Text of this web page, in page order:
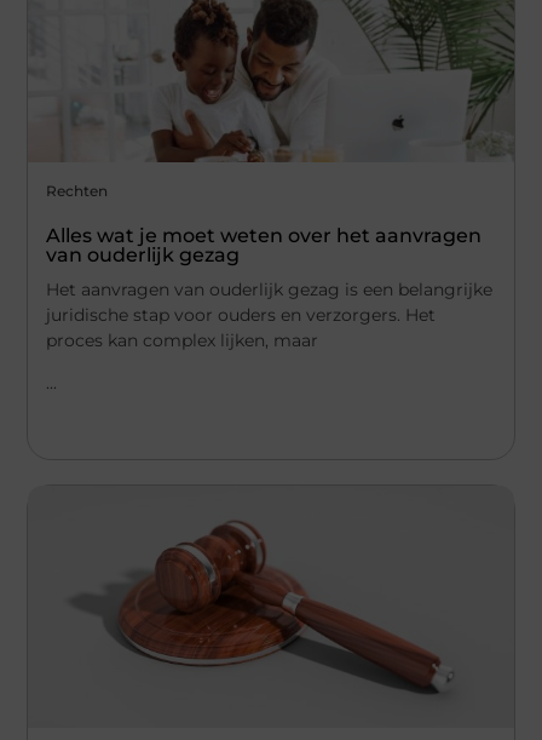
Rechten
Alles wat je moet weten over het aanvragen
van ouderlijk gezag
Het aanvragen van ouderlijk gezag is een belangrijke
juridische stap voor ouders en verzorgers. Het
proces kan complex lijken, maar
...